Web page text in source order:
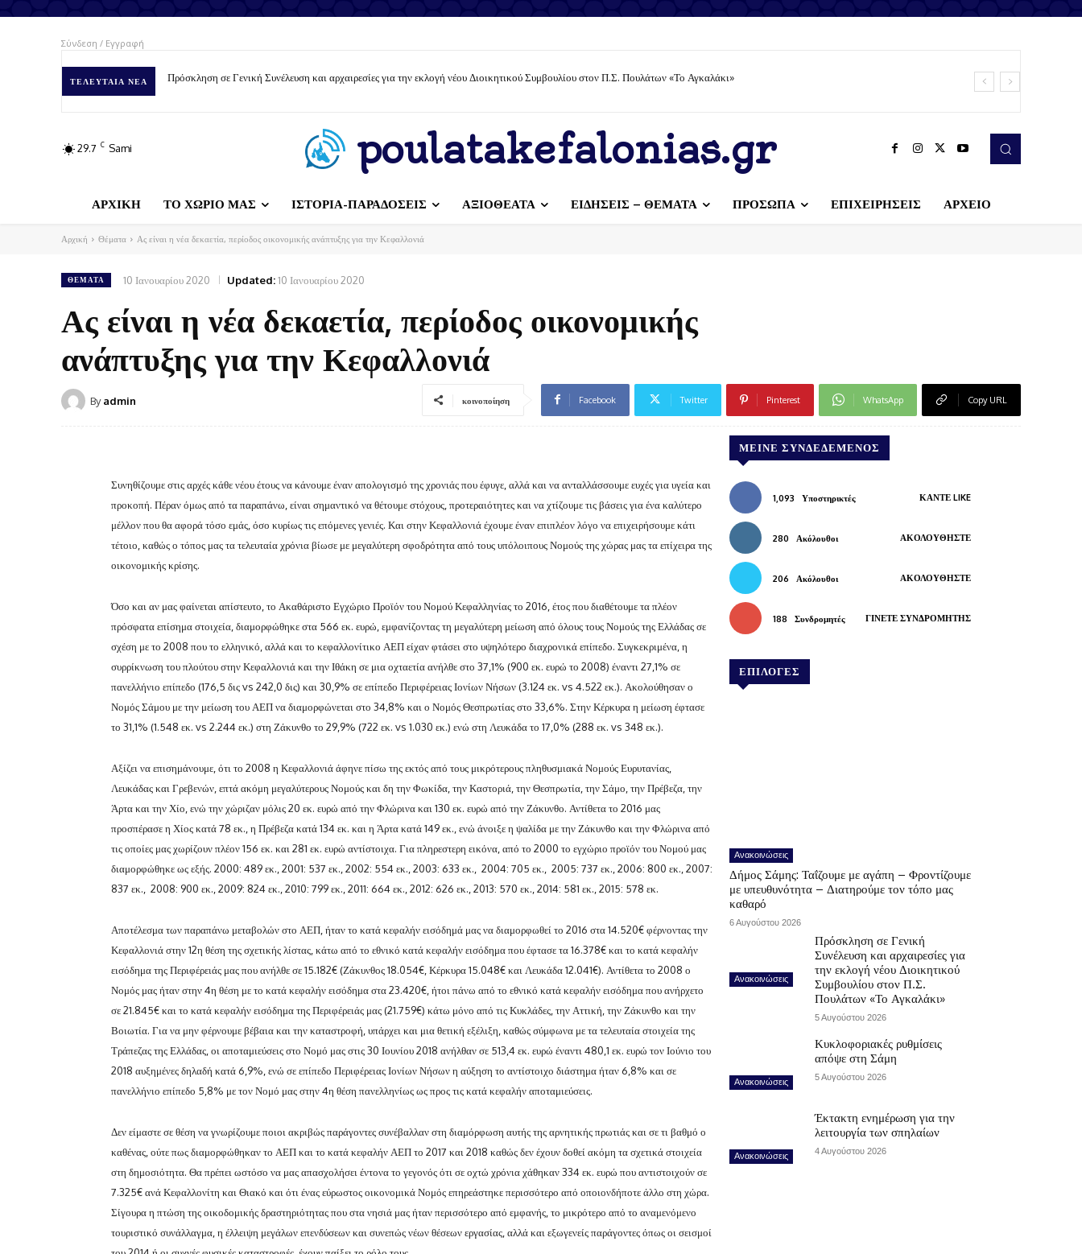
Σύνδεση / Εγγραφή
ΤΕΛΕΥΤΑΊΑ ΝΈΑ Πρόσκληση σε Γενική Συνέλευση και αρχαιρεσίες για την εκλογή νέου Διοικητικού Συμβουλίου στον Π.Σ. Πουλάτων «Το Αγκαλάκι»
29.7 C Sami poulatakefalonias.gr
ΑΡΧΙΚΗ ΤΟ ΧΩΡΙΟ ΜΑΣ ΙΣΤΟΡΙΑ-ΠΑΡΑΔΟΣΕΙΣ ΑΞΙΟΘΕΑΤΑ ΕΙΔΗΣΕΙΣ – ΘΕΜΑΤΑ ΠΡΟΣΩΠΑ ΕΠΙΧΕΙΡΗΣΕΙΣ ΑΡΧΕΙΟ
Αρχική Θέματα Ας είναι η νέα δεκαετία, περίοδος οικονομικής ανάπτυξης για την Κεφαλλονιά
ΘΈΜΑΤΑ 10 Ιανουαρίου 2020 Updated:10 Ιανουαρίου 2020
Ας είναι η νέα δεκαετία, περίοδος οικονομικής
ανάπτυξης για την Κεφαλλονιά
By admin κοινοποίηση Facebook Twitter Pinterest WhatsApp Copy URL
Συνηθίζουμε στις αρχές κάθε νέου έτους να κάνουμε έναν απολογισμό της χρονιάς που έφυγε, αλλά και να ανταλλάσσουμε ευχές για υγεία και
προκοπή. Πέραν όμως από τα παραπάνω, είναι σημαντικό να θέτουμε στόχους, προτεραιότητες και να χτίζουμε τις βάσεις για ένα καλύτερο
μέλλον που θα αφορά τόσο εμάς, όσο κυρίως τις επόμενες γενιές. Και στην Κεφαλλονιά έχουμε έναν επιπλέον λόγο να επιχειρήσουμε κάτι
τέτοιο, καθώς ο τόπος μας τα τελευταία χρόνια βίωσε με μεγαλύτερη σφοδρότητα από τους υπόλοιπους Νομούς της χώρας μας τα επίχειρα της
οικονομικής κρίσης.
Όσο και αν μας φαίνεται απίστευτο, το Ακαθάριστο Εγχώριο Προϊόν του Νομού Κεφαλληνίας το 2016, έτος που διαθέτουμε τα πλέον
πρόσφατα επίσημα στοιχεία, διαμορφώθηκε στα 566 εκ. ευρώ, εμφανίζοντας τη μεγαλύτερη μείωση από όλους τους Νομούς της Ελλάδας σε
σχέση με το 2008 που το ελληνικό, αλλά και το κεφαλλονίτικο ΑΕΠ είχαν φτάσει στο υψηλότερο διαχρονικά επίπεδο. Συγκεκριμένα, η
συρρίκνωση του πλούτου στην Κεφαλλονιά και την Ιθάκη σε μια οχταετία ανήλθε στο 37,1% (900 εκ. ευρώ το 2008) έναντι 27,1% σε
πανελλήνιο επίπεδο (176,5 δις vs 242,0 δις) και 30,9% σε επίπεδο Περιφέρειας Ιονίων Νήσων (3.124 εκ. vs 4.522 εκ.). Ακολούθησαν ο
Νομός Σάμου με την μείωση του ΑΕΠ να διαμορφώνεται στο 34,8% και ο Νομός Θεσπρωτίας στο 33,6%. Στην Κέρκυρα η μείωση έφτασε
το 31,1% (1.548 εκ. vs 2.244 εκ.) στη Ζάκυνθο το 29,9% (722 εκ. vs 1.030 εκ.) ενώ στη Λευκάδα το 17,0% (288 εκ. vs 348 εκ.).
Αξίζει να επισημάνουμε, ότι το 2008 η Κεφαλλονιά άφηνε πίσω της εκτός από τους μικρότερους πληθυσμιακά Νομούς Ευρυτανίας,
Λευκάδας και Γρεβενών, επτά ακόμη μεγαλύτερους Νομούς και δη την Φωκίδα, την Καστοριά, την Θεσπρωτία, την Σάμο, την Πρέβεζα, την
Άρτα και την Χίο, ενώ την χώριζαν μόλις 20 εκ. ευρώ από την Φλώρινα και 130 εκ. ευρώ από την Ζάκυνθο. Αντίθετα το 2016 μας
προσπέρασε η Χίος κατά 78 εκ., η Πρέβεζα κατά 134 εκ. και η Άρτα κατά 149 εκ., ενώ άνοιξε η ψαλίδα με την Ζάκυνθο και την Φλώρινα από
τις οποίες μας χωρίζουν πλέον 156 εκ. και 281 εκ. ευρώ αντίστοιχα. Για πληρεστερη εικόνα, από το 2000 το εγχώριο προϊόν του Νομού μας
διαμορφώθηκε ως εξής. 2000: 489 εκ., 2001: 537 εκ., 2002: 554 εκ., 2003: 633 εκ., 2004: 705 εκ., 2005: 737 εκ., 2006: 800 εκ., 2007:
837 εκ., 2008: 900 εκ., 2009: 824 εκ., 2010: 799 εκ., 2011: 664 εκ., 2012: 626 εκ., 2013: 570 εκ., 2014: 581 εκ., 2015: 578 εκ.
Αποτέλεσμα των παραπάνω μεταβολών στο ΑΕΠ, ήταν το κατά κεφαλήν εισόδημά μας να διαμορφωθεί το 2016 στα 14.520€ φέρνοντας την
Κεφαλλονιά στην 12η θέση της σχετικής λίστας, κάτω από το εθνικό κατά κεφαλήν εισόδημα που έφτασε τα 16.378€ και το κατά κεφαλήν
εισόδημα της Περιφέρειάς μας που ανήλθε σε 15.182€ (Ζάκυνθος 18.054€, Κέρκυρα 15.048€ και Λευκάδα 12.041€). Αντίθετα το 2008 ο
Νομός μας ήταν στην 4η θέση με το κατά κεφαλήν εισόδημα στα 23.420€, ήτοι πάνω από το εθνικό κατά κεφαλήν εισόδημα που ανήρχετο
σε 21.845€ και το κατά κεφαλήν εισόδημα της Περιφέρειάς μας (21.759€) κάτω μόνο από τις Κυκλάδες, την Αττική, την Ζάκυνθο και την
Βοιωτία. Για να μην φέρνουμε βέβαια και την καταστροφή, υπάρχει και μια θετική εξέλιξη, καθώς σύμφωνα με τα τελευταία στοιχεία της
Τράπεζας της Ελλάδας, οι αποταμιεύσεις στο Νομό μας στις 30 Ιουνίου 2018 ανήλθαν σε 513,4 εκ. ευρώ έναντι 480,1 εκ. ευρώ τον Ιούνιο του
2018 αυξημένες δηλαδή κατά 6,9%, ενώ σε επίπεδο Περιφέρειας Ιονίων Νήσων η αύξηση το αντίστοιχο διάστημα ήταν 6,8% και σε
πανελλήνιο επίπεδο 5,8% με τον Νομό μας στην 4η θέση πανελληνίως ως προς τις κατά κεφαλήν αποταμιεύσεις.
Δεν είμαστε σε θέση να γνωρίζουμε ποιοι ακριβώς παράγοντες συνέβαλλαν στη διαμόρφωση αυτής της αρνητικής πρωτιάς και σε τι βαθμό ο
καθένας, ούτε πως διαμορφώθηκαν το ΑΕΠ και το κατά κεφαλήν ΑΕΠ το 2017 και 2018 καθώς δεν έχουν δοθεί ακόμη τα σχετικά στοιχεία
στη δημοσιότητα. Θα πρέπει ωστόσο να μας απασχολήσει έντονα το γεγονός ότι σε οχτώ χρόνια χάθηκαν 334 εκ. ευρώ που αντιστοιχούν σε
7.325€ ανά Κεφαλλονίτη και Θιακό και ότι ένας εύρωστος οικονομικά Νομός επηρεάστηκε περισσότερο από οποιονδήποτε άλλο στη χώρα.
Σίγουρα η πτώση της οικοδομικής δραστηριότητας που στα νησιά μας ήταν περισσότερο από εμφανής, το μικρότερο από το αναμενόμενο
τουριστικό συνάλλαγμα, η έλλειψη μεγάλων επενδύσεων και συνεπώς νέων θέσεων εργασίας, αλλά και εξωγενείς παράγοντες όπως οι σεισμοί
ΜΕΊΝΕ ΣΥΝΔΕΔΕΜΈΝΟΣ
1,093 Υποστηρικτές ΚΆΝΤΕ LIKE
280 Ακόλουθοι ΑΚΟΛΟΥΘΉΣΤΕ
206 Ακόλουθοι ΑΚΟΛΟΥΘΉΣΤΕ
188 Συνδρομητές ΓΊΝΕΤΕ ΣΥΝΔΡΟΜΗΤΉΣ
ΕΠΙΛΟΓΕΣ
Ανακοινώσεις
Δήμος Σάμης: Ταΐζουμε με αγάπη – Φροντίζουμε
με υπευθυνότητα – Διατηρούμε τον τόπο μας
καθαρό
6 Αυγούστου 2026
Ανακοινώσεις
Πρόσκληση σε Γενική
Συνέλευση και αρχαιρεσίες για
την εκλογή νέου Διοικητικού
Συμβουλίου στον Π.Σ.
Πουλάτων «Το Αγκαλάκι»
5 Αυγούστου 2026
Ανακοινώσεις
Κυκλοφοριακές ρυθμίσεις
απόψε στη Σάμη
5 Αυγούστου 2026
Ανακοινώσεις
Έκτακτη ενημέρωση για την
λειτουργία των σπηλαίων
4 Αυγούστου 2026